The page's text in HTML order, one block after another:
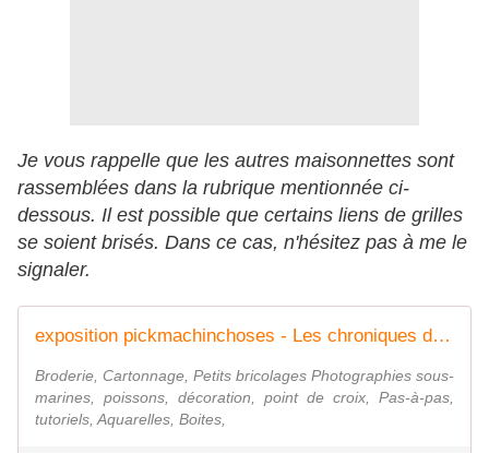
Je vous rappelle que les autres maisonnettes sont
rassemblées dans la rubrique mentionnée ci-
dessous. Il est possible que certains liens de grilles
se soient brisés. Dans ce cas, n'hésitez pas à me le
signaler.
exposition pickmachinchoses - Les chroniques de Frimousse
Broderie, Cartonnage, Petits bricolages Photographies sous-
marines, poissons, décoration, point de croix, Pas-à-pas,
tutoriels, Aquarelles, Boites,